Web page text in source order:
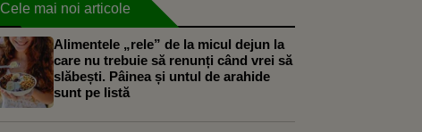
Cele mai noi articole
Alimentele „rele” de la micul dejun la
care nu trebuie să renunți când vrei să
slăbești. Pâinea și untul de arahide
sunt pe listă